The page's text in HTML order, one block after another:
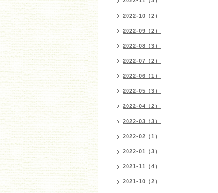
2022-10（2）
2022-09（2）
2022-08（3）
2022-07（2）
2022-06（1）
2022-05（3）
2022-04（2）
2022-03（3）
2022-02（1）
2022-01（3）
2021-11（4）
2021-10（2）